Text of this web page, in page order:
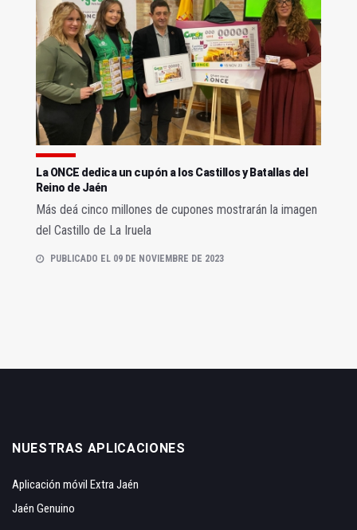
La ONCE dedica un cupón a los Castillos y Batallas del
Reino de Jaén
Más deá cinco millones de cupones mostrarán la imagen
del Castillo de La Iruela
PUBLICADO EL 09 DE NOVIEMBRE DE 2023
NUESTRAS APLICACIONES
Aplicación móvil Extra Jaén
Jaén Genuino